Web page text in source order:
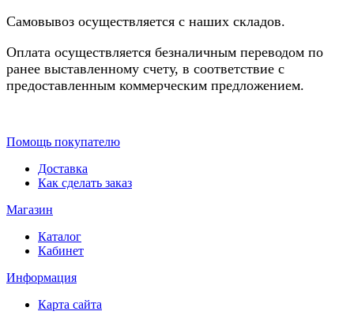
Самовывоз осуществляется с наших складов.
Оплата осуществляется безналичным переводом по
ранее выставленному счету, в соответствие с
предоставленным коммерческим предложением.
Помощь покупателю
Доставка
Как сделать заказ
Магазин
Каталог
Кабинет
Информация
Карта сайта